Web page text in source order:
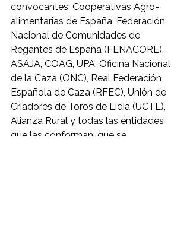
convocantes: Cooperativas Agro-
alimentarias de España, Federación
Nacional de Comunidades de
Regantes de España (FENACORE),
ASAJA, COAG, UPA, Oficina Nacional
de la Caza (ONC), Real Federación
Española de Caza (RFEC), Unión de
Criadores de Toros de Lidia (UCTL),
Alianza Rural y todas las entidades
que las conforman; que se